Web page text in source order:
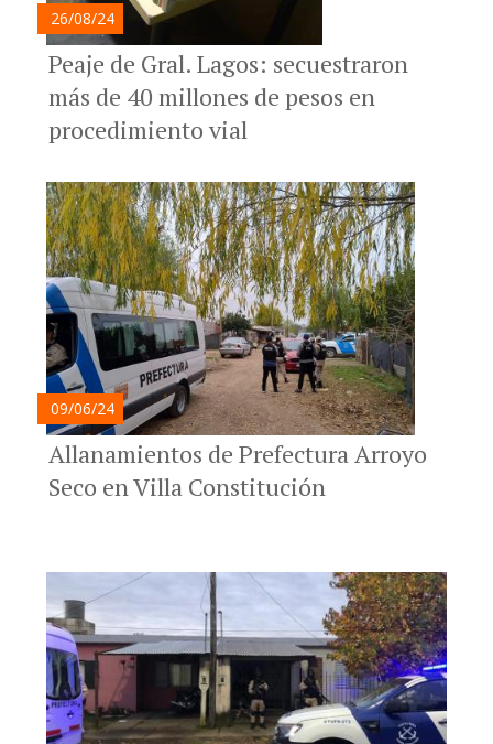
26/08/24
Peaje de Gral. Lagos: secuestraron
más de 40 millones de pesos en
procedimiento vial
09/06/24
Allanamientos de Prefectura Arroyo
Seco en Villa Constitución